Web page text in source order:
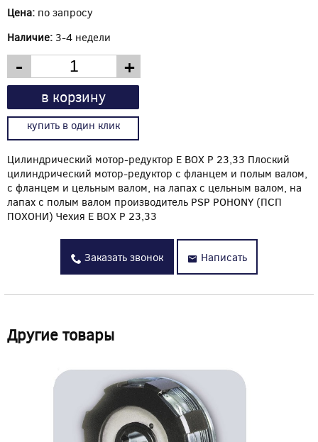
Цена: по запросу
Наличие: 3-4 недели
- +
в корзину
купить в один клик
Цилиндрический мотор-редуктор E BOX P 23,33 Плоский
цилиндрический мотор-редуктор с фланцем и полым валом,
с фланцем и цельным валом, на лапах с цельным валом, на
лапах с полым валом производитель PSP POHONY (ПСП
ПОХОНИ) Чехия E BOX P 23,33
Заказать звонок Написать
Другие товары